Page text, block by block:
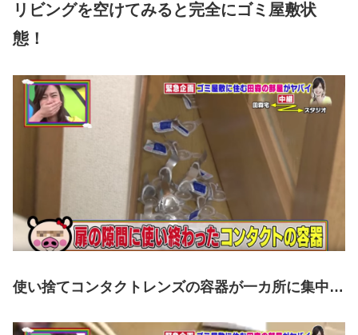
リビングを空けてみると完全にゴミ屋敷状
態！
使い捨てコンタクトレンズの容器が一カ所に集中…